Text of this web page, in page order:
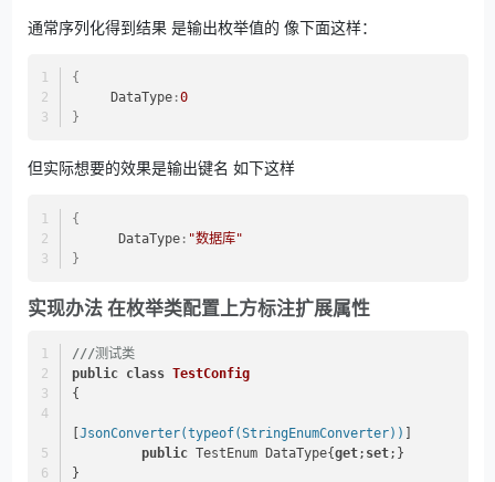
通常序列化得到结果 是输出枚举值的 像下面这样：
{
     DataType
:0
}
但实际想要的效果是输出键名 如下这样
{
      DataType
: "数据库"
}
实现办法 在枚举类配置上方标注扩展属性
///测试类
public class TestConfig
{
JsonConverter(typeof(StringEnumConverter))
public TestEnum DataType{get; set;}
}